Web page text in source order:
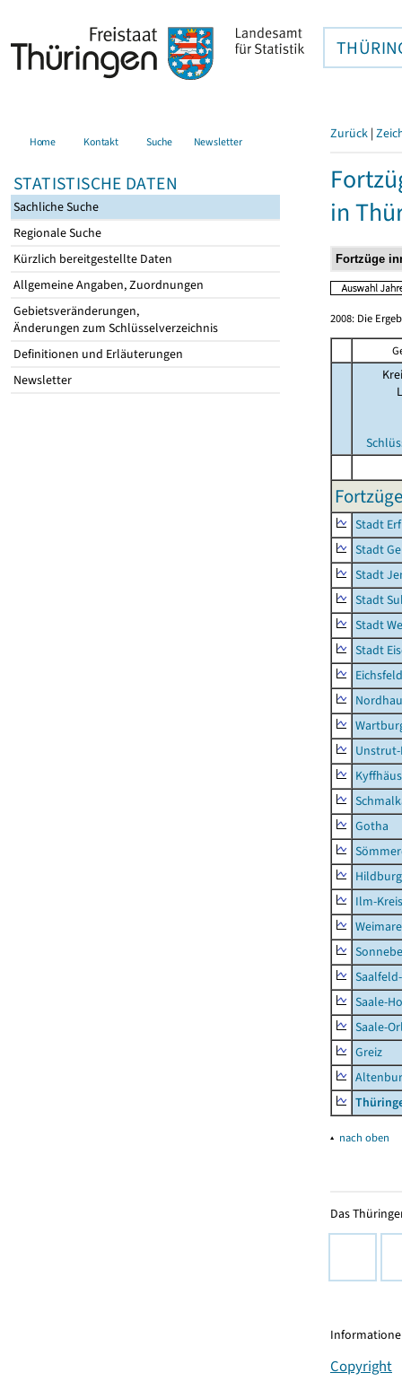
Home Kontakt Suche Newsletter
STATISTISCHE DATEN
Sachliche Suche
Regionale Suche
Kürzlich bereitgestellte Daten
Allgemeine Angaben, Zuordnungen
Gebietsveränderungen,
Änderungen zum Schlüsselverzeichnis
Definitionen und Erläuterungen
Newsletter
Zurück |
in
2008: Die
Stadt
Stadt
Stadt
Stadt
Stadt
Stadt
Eichsfeld
Gotha
Ilm-Kreis
Saale-
Saale-
Greiz
▴ nach oben
Das
Copyright